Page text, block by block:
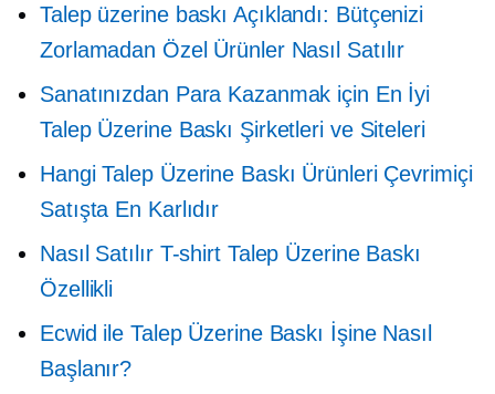
Talep üzerine baskı Açıklandı: Bütçenizi
Zorlamadan Özel Ürünler Nasıl Satılır
Sanatınızdan Para Kazanmak için En İyi
Talep Üzerine Baskı Şirketleri ve Siteleri
Hangi Talep Üzerine Baskı Ürünleri Çevrimiçi
Satışta En Karlıdır
Nasıl Satılır T-shirtTalep Üzerine Baskı
Özellikli
Ecwid ile Talep Üzerine Baskı İşine Nasıl
Başlanır?